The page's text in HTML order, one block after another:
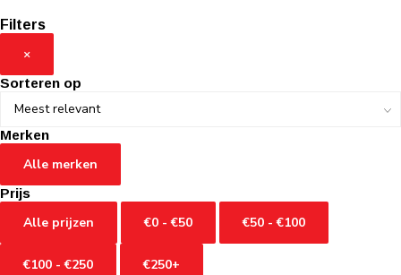
Filters
×
Sorteren op
Merken
Alle merken
Prijs
Alle prijzen €0 - €50 €50 - €100
€100 - €250 €250+